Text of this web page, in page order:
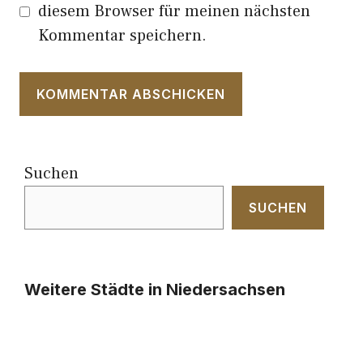
diesem Browser für meinen nächsten
Kommentar speichern.
Suchen
SUCHEN
Weitere Städte in Niedersachsen